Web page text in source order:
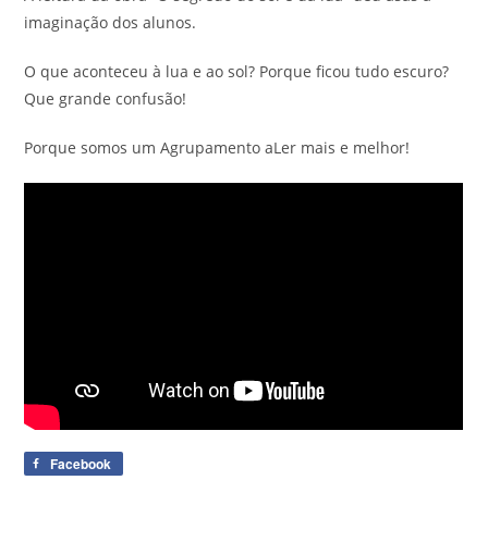
imaginação dos alunos.
O que aconteceu à lua e ao sol? Porque ficou tudo escuro?
Que grande confusão!
Porque somos um Agrupamento aLer mais e melhor!
Facebook